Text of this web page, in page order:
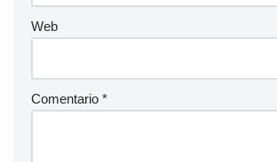
Web
Comentario *